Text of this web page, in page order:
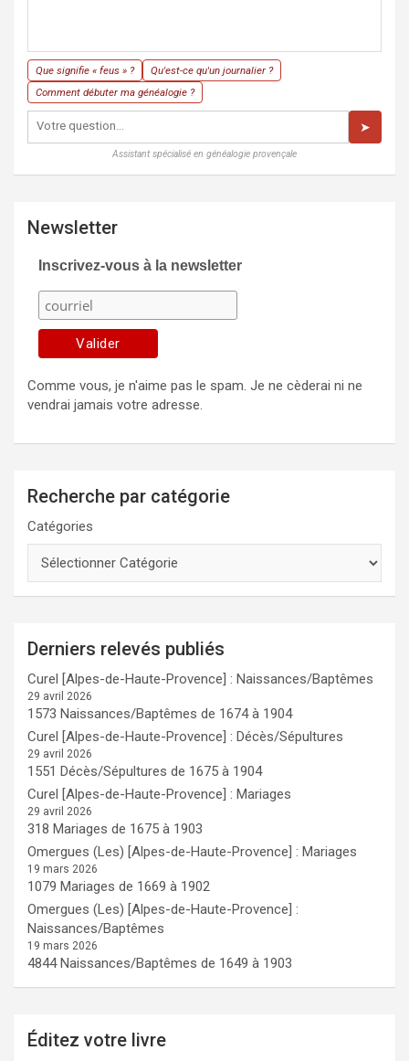
Que signifie « feus » ?
Qu'est-ce qu'un journalier ?
Comment débuter ma généalogie ?
➤
Assistant spécialisé en généalogie provençale
Newsletter
Inscrivez-vous à la newsletter
Comme vous, je n'aime pas le spam. Je ne cèderai ni ne
vendrai jamais votre adresse.
Recherche par catégorie
Catégories
Derniers relevés publiés
Curel [Alpes-de-Haute-Provence] : Naissances/Baptêmes
29 avril 2026
1573 Naissances/Baptêmes de 1674 à 1904
Curel [Alpes-de-Haute-Provence] : Décès/Sépultures
29 avril 2026
1551 Décès/Sépultures de 1675 à 1904
Curel [Alpes-de-Haute-Provence] : Mariages
29 avril 2026
318 Mariages de 1675 à 1903
Omergues (Les) [Alpes-de-Haute-Provence] : Mariages
19 mars 2026
1079 Mariages de 1669 à 1902
Omergues (Les) [Alpes-de-Haute-Provence] :
Naissances/Baptêmes
19 mars 2026
4844 Naissances/Baptêmes de 1649 à 1903
Éditez votre livre